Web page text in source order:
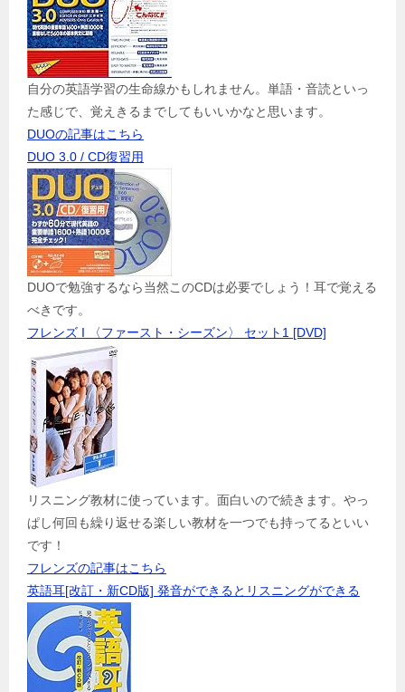
自分の英語学習の生命線かもしれません。単語・音読といっ
た感じで、覚えきるまでしてもいいかなと思います。
DUOの記事はこちら
DUO 3.0 / CD復習用
DUOで勉強するなら当然このCDは必要でしょう！耳で覚える
べきです。
フレンズ I 〈ファースト・シーズン〉 セット1 [DVD]
リスニング教材に使っています。面白いので続きます。やっ
ぱし何回も繰り返せる楽しい教材を一つでも持ってるといい
です！
フレンズの記事はこちら
英語耳[改訂・新CD版] 発音ができるとリスニングができる